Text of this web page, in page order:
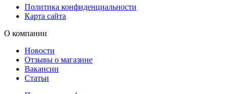
Политика конфиденциальности
Карта сайта
О компании
Новости
Отзывы о магазине
Вакансии
Статьи